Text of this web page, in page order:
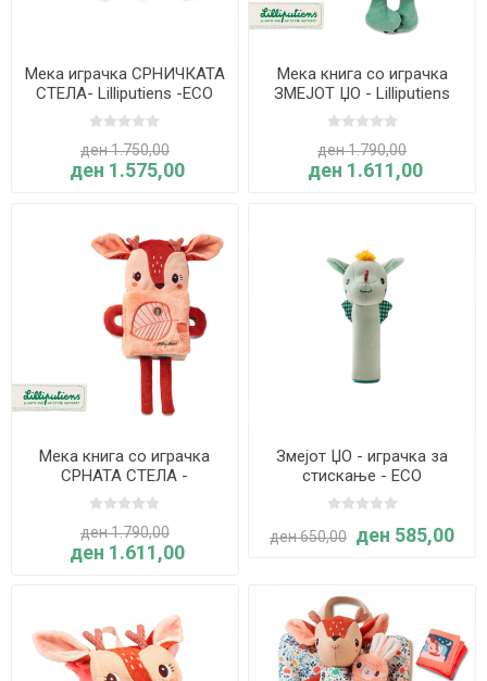
Мека играчка СРНИЧКАТА
СТЕЛА- Lilliputiens -ECO
ден 1.750,00
ден 1.575,00
Мека книга со играчка
ЗМЕЈОТ ЏО - Lilliputiens
ден 1.790,00
ден 1.611,00
Мека книга со играчка
СРНАТА СТЕЛА -
Lilliputiens
ден 1.790,00
ден 1.611,00
Змејот ЏО - играчка за
стискање - ECO
ден 650,00 ден 585,00